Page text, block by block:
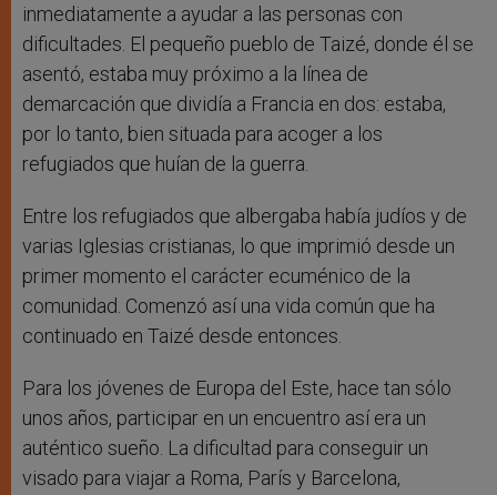
inmediatamente a ayudar a las personas con
dificultades. El pequeño pueblo de Taizé, donde él se
asentó, estaba muy próximo a la línea de
demarcación que dividía a Francia en dos: estaba,
por lo tanto, bien situada para acoger a los
refugiados que huían de la guerra.
Entre los refugiados que albergaba había judíos y de
varias Iglesias cristianas, lo que imprimió desde un
primer momento el carácter ecuménico de la
comunidad. Comenzó así una vida común que ha
continuado en Taizé desde entonces.
Para los jóvenes de Europa del Este, hace tan sólo
unos años, participar en un encuentro así era un
auténtico sueño. La dificultad para conseguir un
visado para viajar a Roma, París y Barcelona,